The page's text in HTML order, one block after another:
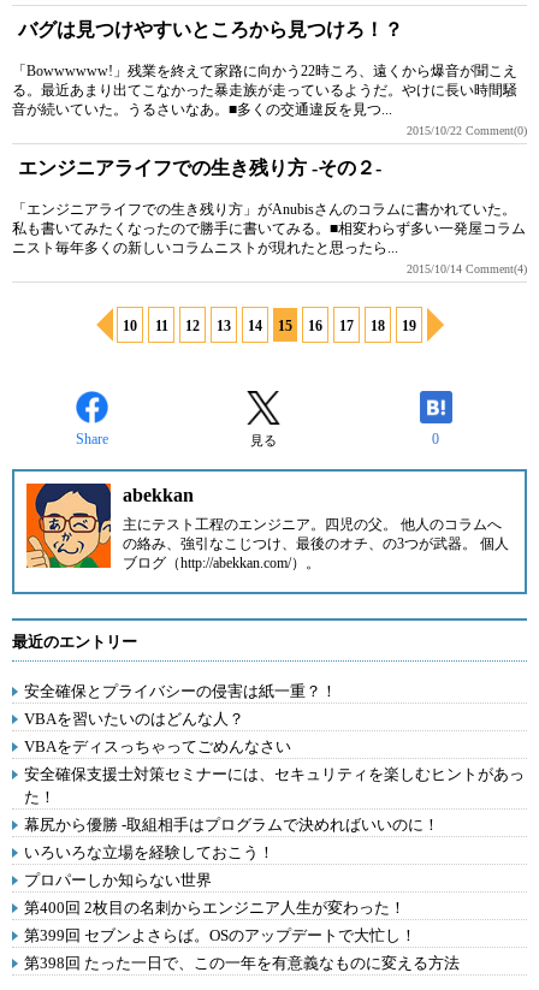
バグは見つけやすいところから見つけろ！？
「Bowwwwww!」残業を終えて家路に向かう22時ころ、遠くから爆音が聞こえ
る。最近あまり出てこなかった暴走族が走っているようだ。やけに長い時間騒
音が続いていた。うるさいなあ。■多くの交通違反を見つ...
2015/10/22 Comment(0)
エンジニアライフでの生き残り方 -その２-
「エンジニアライフでの生き残り方」がAnubisさんのコラムに書かれていた。
私も書いてみたくなったので勝手に書いてみる。■相変わらず多い一発屋コラム
ニスト毎年多くの新しいコラムニストが現れたと思ったら...
2015/10/14 Comment(4)
10 11 12 13 14 15 16 17 18 19
Share 見る 0
abekkan
主にテスト工程のエンジニア。四児の父。 他人のコラムへ
の絡み、強引なこじつけ、最後のオチ、の3つが武器。 個人
ブログ（http://abekkan.com/）。
最近のエントリー
安全確保とプライバシーの侵害は紙一重？！
VBAを習いたいのはどんな人？
VBAをディスっちゃってごめんなさい
安全確保支援士対策セミナーには、セキュリティを楽しむヒントがあっ
た！
幕尻から優勝 -取組相手はプログラムで決めればいいのに！
いろいろな立場を経験しておこう！
プロパーしか知らない世界
第400回 2枚目の名刺からエンジニア人生が変わった！
第399回 セブンよさらば。OSのアップデートで大忙し！
第398回 たった一日で、この一年を有意義なものに変える方法